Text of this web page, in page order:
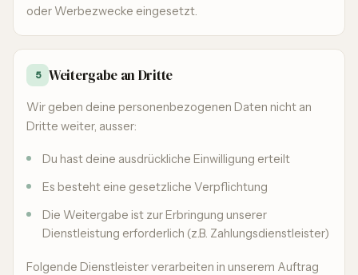
oder Werbezwecke eingesetzt.
5 Weitergabe an Dritte
Wir geben deine personenbezogenen Daten nicht an
Dritte weiter, ausser:
Du hast deine ausdrückliche Einwilligung erteilt
Es besteht eine gesetzliche Verpflichtung
Die Weitergabe ist zur Erbringung unserer
Dienstleistung erforderlich (z.B. Zahlungsdienstleister)
Folgende Dienstleister verarbeiten in unserem Auftrag